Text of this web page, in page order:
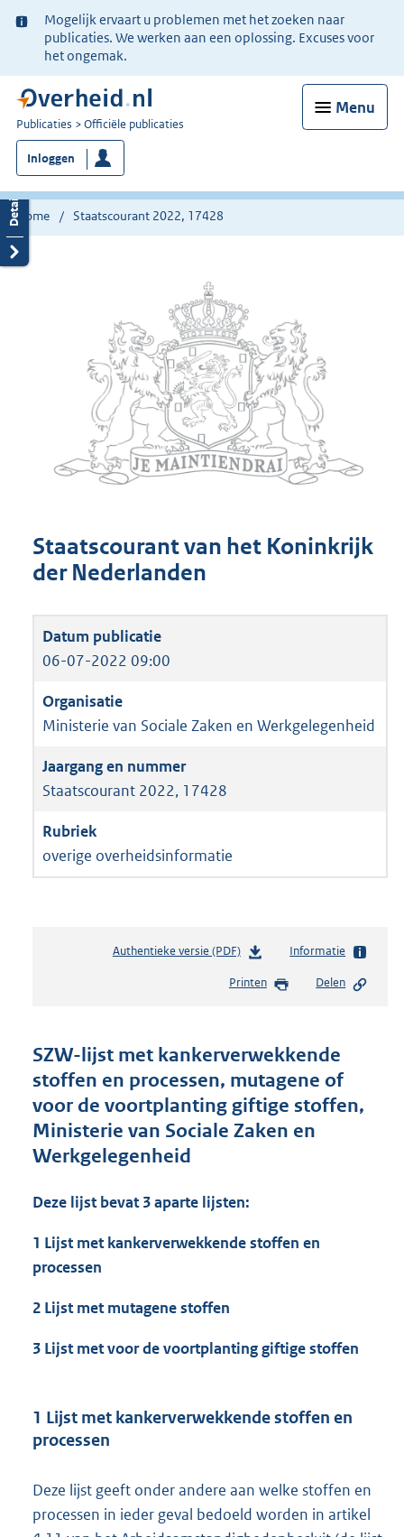
Ter
informatie:
Mogelijk ervaart u problemen met het zoeken naar
publicaties. We werken aan een oplossing. Excuses voor
het ongemak.
Menu
U
bent
nu
hier:
Publicaties Officiële publicaties
Inloggen
Home Staatscourant 2022, 17428
Staatscourant van het Koninkrijk
der Nederlanden
06-07-2022 09:00
Ministerie van Sociale Zaken en Werkgelegenheid
Staatscourant 2022, 17428
overige overheidsinformatie
Authentieke versie (PDF)b
s
d
s
g
r
o
t
Informatie
Printen Delen
SZW-lijst met kankerverwekkende
stoffen en processen, mutagene of
voor de voortplanting giftige stoffen,
Ministerie van Sociale Zaken en
Werkgelegenheid
Deze lijst bevat 3 aparte lijsten:
1 Lijst met kankerverwekkende stoffen en
processen
2 Lijst met mutagene stoffen
3 Lijst met voor de voortplanting giftige stoffen
1 Lijst met kankerverwekkende stoffen en
processen
Deze lijst geeft onder andere aan welke stoffen en
processen in ieder geval bedoeld worden in artikel